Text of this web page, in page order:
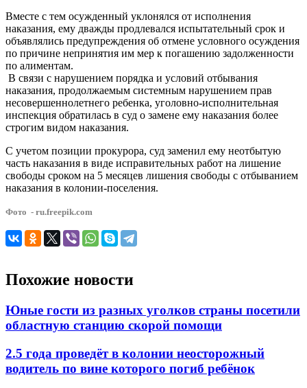
Вместе с тем осужденный уклонялся от исполнения
наказания, ему дважды продлевался испытательный срок и
объявлялись предупреждения об отмене условного осуждения
по причине непринятия им мер к погашению задолженности
по алиментам.
В связи с нарушением порядка и условий отбывания
наказания, продолжаемым системным нарушением прав
несовершеннолетнего ребенка, уголовно-исполнительная
инспекция обратилась в суд о замене ему наказания более
строгим видом наказания.
С учетом позиции прокурора, суд заменил ему неотбытую
часть наказания в виде исправительных работ на лишение
свободы сроком на 5 месяцев лишения свободы с отбыванием
наказания в колонии-поселения.
Фото - ru.freepik.com
Похожие новости
Юные гости из разных уголков страны посетили
областную станцию скорой помощи
2.5 года проведёт в колонии неосторожный
водитель по вине которого погиб ребёнок